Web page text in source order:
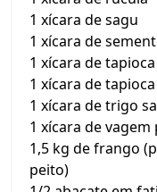
1 xícara de sagu
1 xícara de
1 xícara de
1 xícara de
1 xícara de trigo
1 xícara de vagem
1,5 kg de frango
peito)